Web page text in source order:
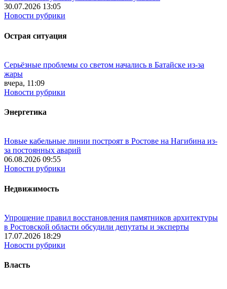
30.07.2026 13:05
Новости рубрики
Острая ситуация
Серьёзные проблемы со светом начались в Батайске из-за
жары
вчера, 11:09
Новости рубрики
Энергетика
Новые кабельные линии построят в Ростове на Нагибина из-
за постоянных аварий
06.08.2026 09:55
Новости рубрики
Недвижимость
Упрощение правил восстановления памятников архитектуры
в Ростовской области обсудили депутаты и эксперты
17.07.2026 18:29
Новости рубрики
Власть